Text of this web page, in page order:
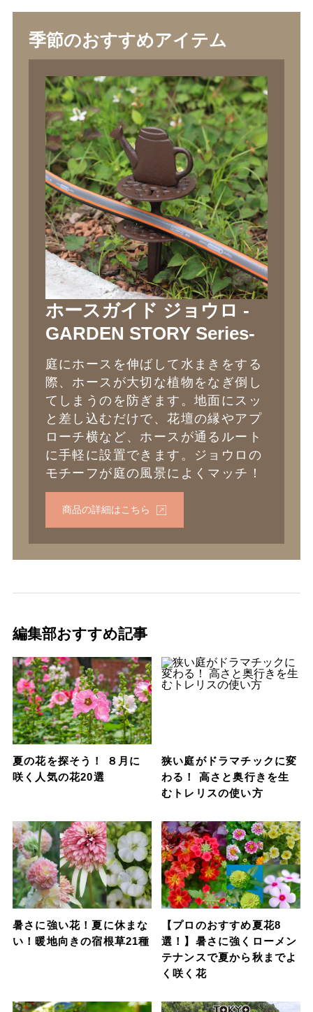
季節のおすすめアイテム
ホースガイド ジョウロ -
GARDEN STORY Series-
庭にホースを伸ばして水まきをする
際、ホースが大切な植物をなぎ倒し
てしまうのを防ぎます。地面にスッ
と差し込むだけで、花壇の縁やアプ
ローチ横など、ホースが通るルート
に手軽に設置できます。ジョウロの
モチーフが庭の風景によくマッチ！
商品の詳細はこちら
編集部おすすめ記事
夏の花を探そう！ ８月に
咲く人気の花20選
狭い庭がドラマチックに変
わる！ 高さと奥行きを生
むトレリスの使い方
暑さに強い花！夏に休まな
い！暖地向きの宿根草21種
【プロのおすすめ夏花8
選！】暑さに強くローメン
テナンスで夏から秋までよ
く咲く花